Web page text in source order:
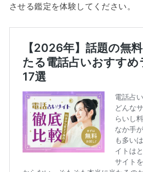
させる鑑定を体験してください。